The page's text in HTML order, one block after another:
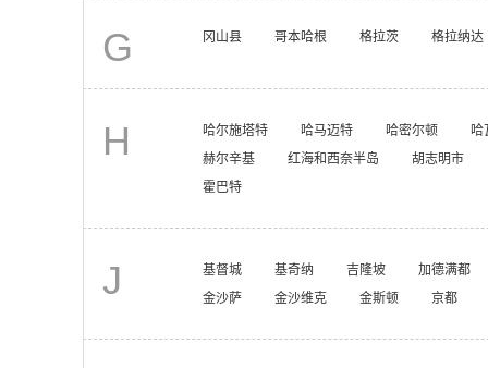
G 冈山县 哥本哈根 格拉茨 格拉纳达
H 哈尔施塔特 哈马迈特 哈密尔顿
哈
赫尔辛基
红海和西奈半岛
胡志明市
霍巴特
J 基督城 基奇纳 吉隆坡
加德满都
金沙萨
金沙维克 金斯顿 京都